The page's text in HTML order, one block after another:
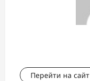
Перейти на сайт